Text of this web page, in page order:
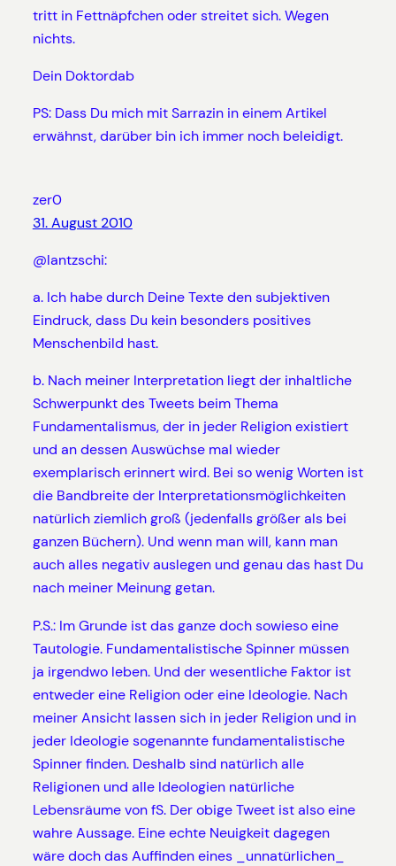
tritt in Fettnäpfchen oder streitet sich. Wegen
nichts.
Dein Doktordab
PS: Dass Du mich mit Sarrazin in einem Artikel
erwähnst, darüber bin ich immer noch beleidigt.
zer0
31. August 2010
@lantzschi:
a. Ich habe durch Deine Texte den subjektiven
Eindruck, dass Du kein besonders positives
Menschenbild hast.
b. Nach meiner Interpretation liegt der inhaltliche
Schwerpunkt des Tweets beim Thema
Fundamentalismus, der in jeder Religion existiert
und an dessen Auswüchse mal wieder
exemplarisch erinnert wird. Bei so wenig Worten ist
die Bandbreite der Interpretationsmöglichkeiten
natürlich ziemlich groß (jedenfalls größer als bei
ganzen Büchern). Und wenn man will, kann man
auch alles negativ auslegen und genau das hast Du
nach meiner Meinung getan.
P.S.: Im Grunde ist das ganze doch sowieso eine
Tautologie. Fundamentalistische Spinner müssen
ja irgendwo leben. Und der wesentliche Faktor ist
entweder eine Religion oder eine Ideologie. Nach
meiner Ansicht lassen sich in jeder Religion und in
jeder Ideologie sogenannte fundamentalistische
Spinner finden. Deshalb sind natürlich alle
Religionen und alle Ideologien natürliche
Lebensräume von fS. Der obige Tweet ist also eine
wahre Aussage. Eine echte Neuigkeit dagegen
wäre doch das Auffinden eines _unnatürlichen_